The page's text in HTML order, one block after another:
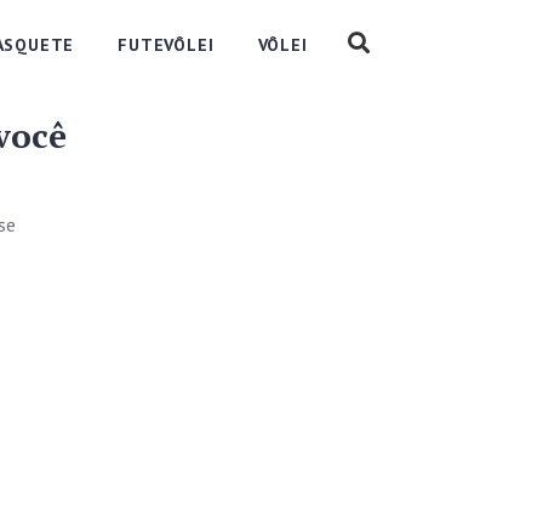
FUTEVÔLEI VÔLEI